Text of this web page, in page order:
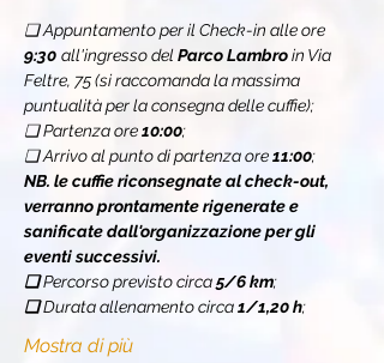
❏ Appuntamento per il Check-in alle ore
9:30 all'ingresso del Parco Lambro in Via
Feltre, 75 (si raccomanda la massima
puntualità per la consegna delle cuffie);
❏ Partenza ore 10:00;
❏ Arrivo al punto di partenza ore 11:00;
NB. le cuffie riconsegnate al check-out,
verranno prontamente rigenerate e
sanificate dall'organizzazione per gli
eventi successivi.
❏ Percorso previsto circa 5/6 km;
❏ Durata allenamento circa 1/1,20 h;
Mostra di più